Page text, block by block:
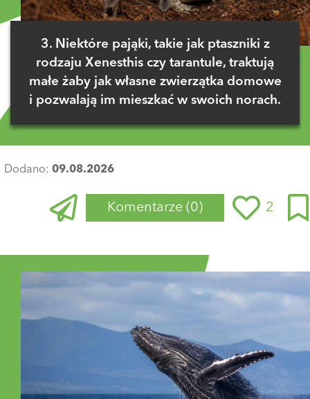
3. Niektóre pająki, takie jak ptaszniki z
rodzaju Xenesthis czy tarantule, traktują
małe żaby jak własne zwierzątka domowe
i pozwalają im mieszkać w swoich norach.
Dodano: 09.08.2026
Komentarze (0) 2